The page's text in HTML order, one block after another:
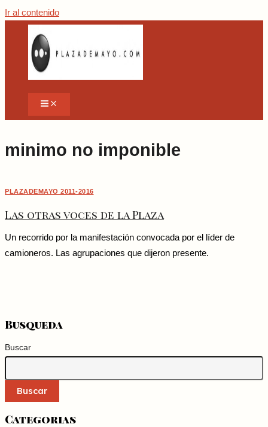
Ir al contenido
minimo no imponible
PLAZADEMAYO 2011-2016
Las otras voces de la Plaza
Un recorrido por la manifestación convocada por el líder de
camioneros. Las agrupaciones que dijeron presente.
Busqueda
Buscar
Buscar
Categorias